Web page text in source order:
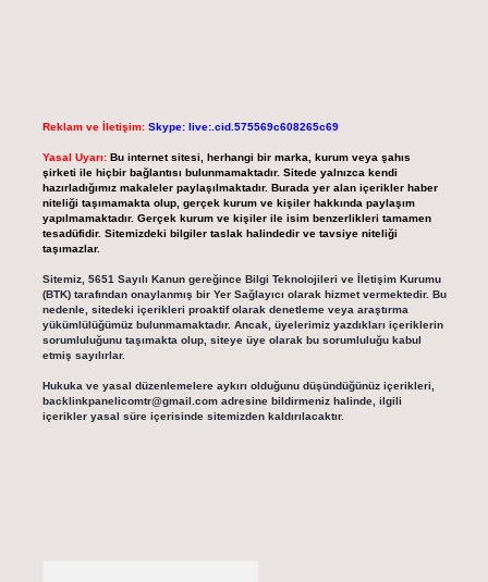
Reklam ve İletişim: Skype: live:.cid.575569c608265c69
Yasal Uyarı: Bu internet sitesi, herhangi bir marka, kurum veya şahıs
şirketi ile hiçbir bağlantısı bulunmamaktadır. Sitede yalnızca kendi
hazırladığımız makaleler paylaşılmaktadır. Burada yer alan içerikler haber
niteliği taşımamakta olup, gerçek kurum ve kişiler hakkında paylaşım
yapılmamaktadır. Gerçek kurum ve kişiler ile isim benzerlikleri tamamen
tesadüfidir. Sitemizdeki bilgiler taslak halindedir ve tavsiye niteliği
taşımazlar.
Sitemiz, 5651 Sayılı Kanun gereğince Bilgi Teknolojileri ve İletişim Kurumu
(BTK) tarafından onaylanmış bir Yer Sağlayıcı olarak hizmet vermektedir. Bu
nedenle, sitedeki içerikleri proaktif olarak denetleme veya araştırma
yükümlülüğümüz bulunmamaktadır. Ancak, üyelerimiz yazdıkları içeriklerin
sorumluluğunu taşımakta olup, siteye üye olarak bu sorumluluğu kabul
etmiş sayılırlar.
Hukuka ve yasal düzenlemelere aykırı olduğunu düşündüğünüz içerikleri,
backlinkpanelicomtr@gmail.comadresine bildirmeniz halinde, ilgili
içerikler yasal süre içerisinde sitemizden kaldırılacaktır.